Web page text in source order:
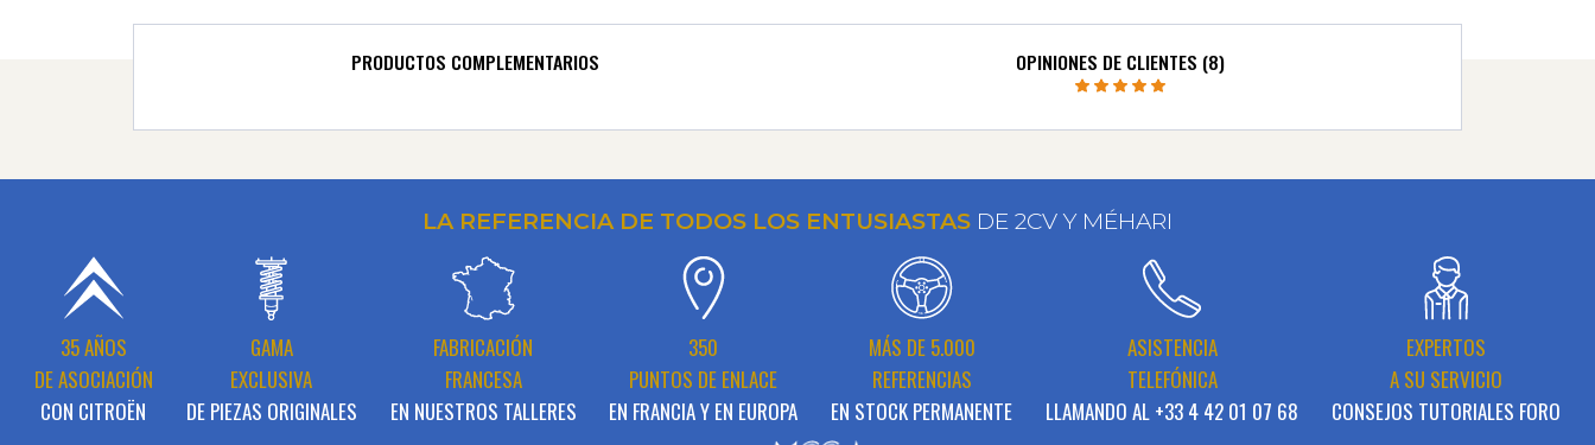
PRODUCTOS COMPLEMENTARIOS OPINIONES DE CLIENTES (8)
LA REFERENCIA DE TODOS LOS ENTUSIASTAS DE 2CV Y MÉHARI
35 AÑOS
DE ASOCIACIÓN
CON CITROËN
GAMA
EXCLUSIVA
DE PIEZAS ORIGINALES
FABRICACIÓN
FRANCESA
EN NUESTROS TALLERES
350
PUNTOS DE ENLACE
EN FRANCIA Y EN EUROPA
MÁS DE 5.000
REFERENCIAS
EN STOCK PERMANENTE
ASISTENCIA
TELEFÓNICA
LLAMANDO AL +33 4 42 01 07 68
EXPERTOS
A SU SERVICIO
CONSEJOS TUTORIALES FORO